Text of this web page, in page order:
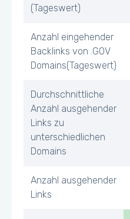
(Tageswert)
Anzahl eingehender
Backlinks von .GOV
Domains(Tageswert)
Durchschnittliche
Anzahl ausgehender
Links zu
unterschiedlichen
Domains
Anzahl ausgehender
Links